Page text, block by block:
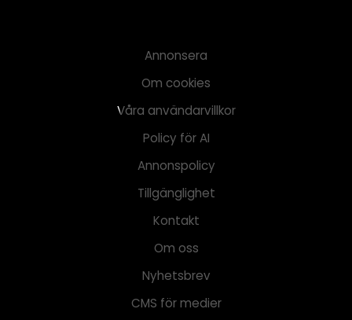
Annonsera
Om cookies
Våra användarvillkor
Policy för AI
Annonspolicy
Tillgänglighet
Kontakt
Om oss
Nyhetsbrev
CMS för medier